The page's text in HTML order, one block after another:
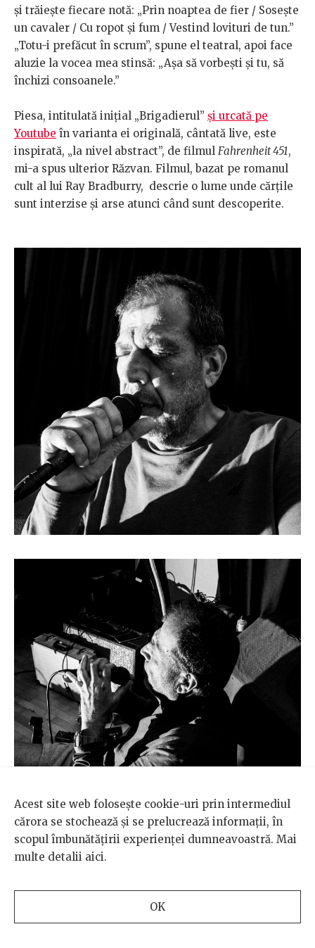
și trăiește fiecare notă: „Prin noaptea de fier / Sosește
un cavaler / Cu ropot și fum / Vestind lovituri de tun.”
„Totu-i prefăcut în scrum”, spune el teatral, apoi face
aluzie la vocea mea stinsă: „Așa să vorbești și tu, să
închizi consoanele.”
Piesa, intitulată inițial „Brigadierul” și urcată pe
Youtube în varianta ei originală, cântată live, este
inspirată, „la nivel abstract”, de filmul Fahrenheit 451,
mi-a spus ulterior Răzvan. Filmul, bazat pe romanul
cult al lui Ray Bradburry, descrie o lume unde cărțile
sunt interzise și arse atunci când sunt descoperite.
entuziasm: uneori se pierde în muzică, alteori se
Acest site web folosește cookie-uri prin intermediul
cărora se stochează și se prelucrează informații, în
scopul îmbunătățirii experienței dumneavoastră. Mai
multe detalii aici.
OK